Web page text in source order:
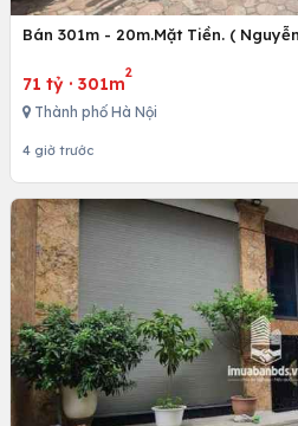
Bán 301m - 20m.Mặt Tiền. (
71 tỷ · 301m
2
Thành phố Hà Nội
4 giờ trước